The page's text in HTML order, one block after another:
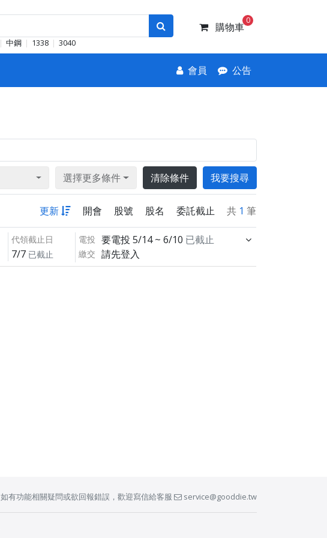
中鋼 1338 3040
購物車
0
會員 公告
選擇更多條件 清除條件 我要搜尋
更新 開會 股號 股名 委託截止 共 1 筆
代領截止日
7/7 已截止
電投 要電投 5/14 ~ 6/10 已截止
繳交 請先登入
如有功能相關疑問或欲回報錯誤，歡迎寫信給客服 service@gooddie.tw